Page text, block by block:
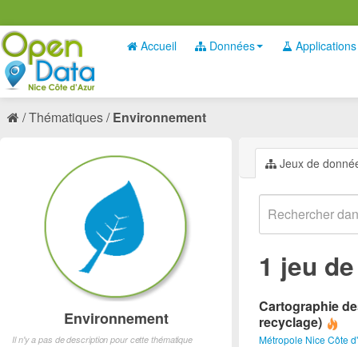
Accueil Données Applications
Thématiques Environnement
Jeux de
1 jeu
Cartographie
recyclage)
Métropole Nice Côte
Environnement
Il n'y a pas de description pour cette thématique